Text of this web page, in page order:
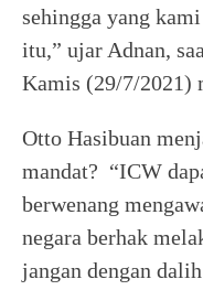
sehingga yang
itu,” ujar Adnan,
Kamis (29/7/2021)
Otto Hasibuan
mandat? “ICW
berwenang
negara berhak
jangan dengan